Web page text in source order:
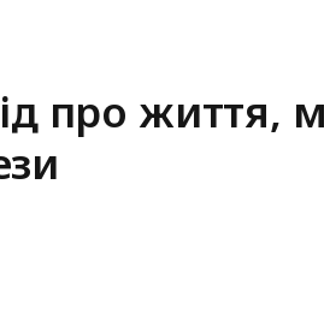
про життя,